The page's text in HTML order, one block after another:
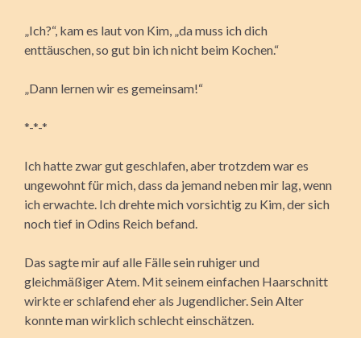
„Ich?“, kam es laut von Kim, „da muss ich dich
enttäuschen, so gut bin ich nicht beim Kochen.“
„Dann lernen wir es gemeinsam!“
*-*-*
Ich hatte zwar gut geschlafen, aber trotzdem war es
ungewohnt für mich, dass da jemand neben mir lag, wenn
ich erwachte. Ich drehte mich vorsichtig zu Kim, der sich
noch tief in Odins Reich befand.
Das sagte mir auf alle Fälle sein ruhiger und
gleichmäßiger Atem. Mit seinem einfachen Haarschnitt
wirkte er schlafend eher als Jugendlicher. Sein Alter
konnte man wirklich schlecht einschätzen.